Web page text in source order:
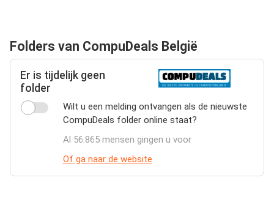
Folders van CompuDeals België
Er is tijdelijk geen
folder
Wilt u een melding ontvangen als de nieuwste
CompuDeals folder online staat?
Al 56.865 mensen gingen u voor
Of ga naar de website